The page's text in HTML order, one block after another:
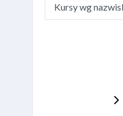
Kategorie kursów